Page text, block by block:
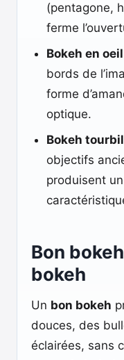
(pentagone,
ferme
Bokeh en
bords de
forme
optique.
Bokeh
objectifs
produisent
Bon
bokeh
Un bon bokeh
douces, des
éclairées, sans